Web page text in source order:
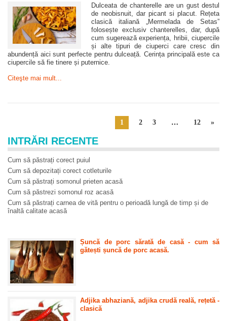
Dulceata de chanterelle are un gust destul
de neobisnuit, dar picant si placut. Rețeta
clasică italiană „Mermelada de Setas”
folosește exclusiv chanterelles, dar, după
cum sugerează experiența, hribii, ciupercile
și alte tipuri de ciuperci care cresc din
abundență aici sunt perfecte pentru dulceață. Cerința principală este ca
ciupercile să fie tinere și puternice.
Citeşte mai mult...
1 2 3 … 12 »
INTRĂRI RECENTE
Cum să păstrați corect puiul
Cum să depozitați corect cotleturile
Cum să păstrați somonul prieten acasă
Cum să păstrezi somonul roz acasă
Cum să păstrați carnea de vită pentru o perioadă lungă de timp și de
înaltă calitate acasă
Șuncă de porc sărată de casă - cum să
gătești șuncă de porc acasă.
Adjika abhaziană, adjika crudă reală, rețetă -
clasică